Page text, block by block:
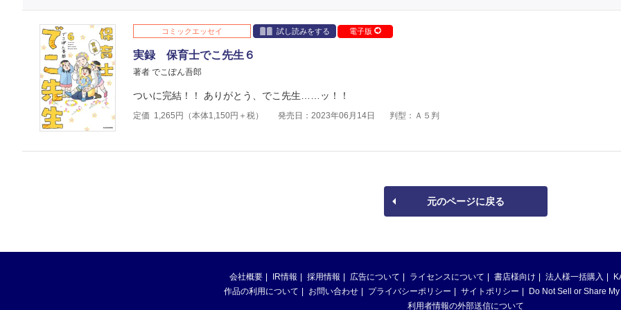
コミックエッセイ 試し読みをする 電子版
実録 保育士でこ先生６
著者 でこぽん吾郎
ついに完結！！ ありがとう、でこ先生……ッ！！
定価 1,265 円（本体1,150円＋税） 発売日：2023年06月14日 判型：Ａ５判
元のページに戻る
会社概要 IR情報 採用情報 広告について ライセンスについて 書店様向け 法人様一括購入
作品の利用について
お問い合わせ プライバシーポリシー サイトポリシー
Do Not Sell or Share
利用者情報の外部送信について